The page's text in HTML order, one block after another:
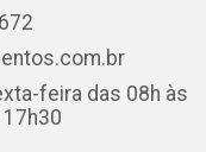
feira das 08h às